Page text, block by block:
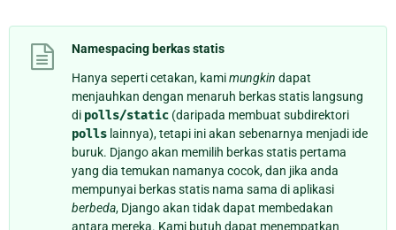
Namespacing berkas statis
Hanya seperti cetakan, kamimungkin dapat
menjauhkan dengan menaruh berkas statis langsung
di polls/static (daripada membuat subdirektori
polls lainnya), tetapi ini akan sebenarnya menjadi ide
buruk. Django akan memilih berkas statis pertama
yang dia temukan namanya cocok, dan jika anda
mempunyai berkas statis nama sama di aplikasi
berbeda, Django akan tidak dapat membedakan
antara mereka. Kami butuh dapat menempatkan